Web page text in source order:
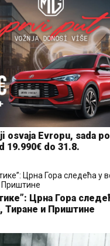
osvaja Evropu, sada
19.990€ do 31.8.
Црна Гора
Тиране и Приштине